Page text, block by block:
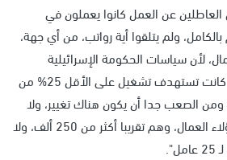
عن العمل كانوا يعملون في
ولم يتلقوا أية رواتب، من أي جهة،
لأن سياسات الحكومة الإسرائيلية
المتعاقبة منذ عام 1967 كانت تستهدف تشغيل على الأقل 25% من
ومن الصعب جدا أن يكون هناك تغيير، ولا
يمكن إيجاد فرص عمل لهؤلاء العمال، وهم تقريبا أكثر من 250 ألف، ولا